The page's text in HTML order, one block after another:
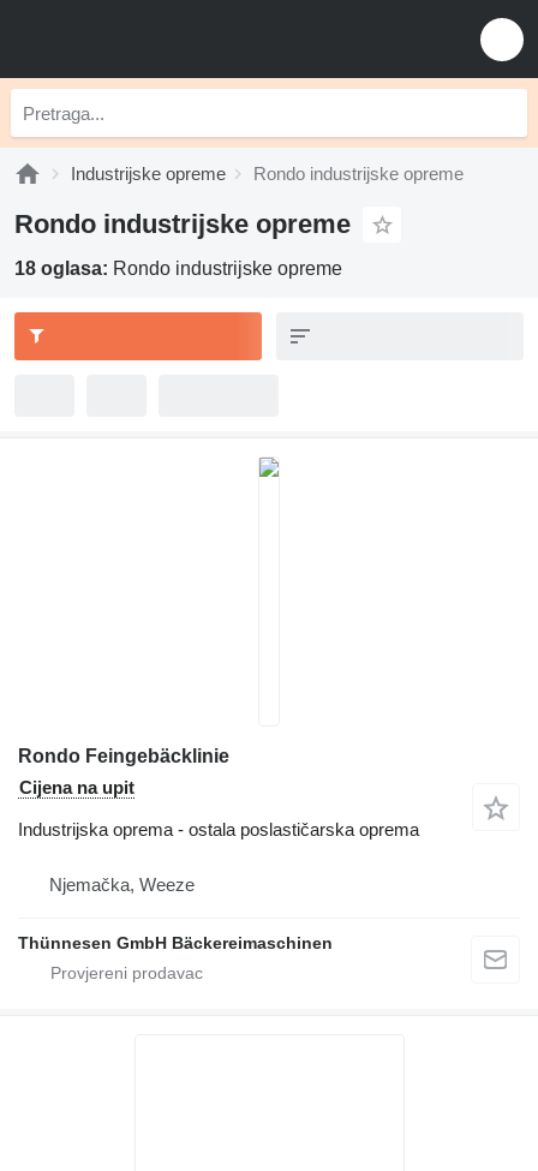
Industrijske opreme Rondo industrijske opreme
Rondo industrijske opreme
18 oglasa: Rondo industrijske opreme
Rondo Feingebäcklinie
Cijena na upit
Industrijska oprema - ostala poslastičarska oprema
Njemačka, Weeze
Thünnesen GmbH Bäckereimaschinen